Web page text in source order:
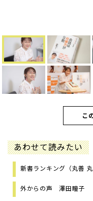
こ
あわせて読みたい
新書ランキング（丸善
外からの声 澤田瞳子